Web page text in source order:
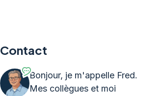
Contact
Bonjour, je m'appelle Fred.
Mes collègues et moi